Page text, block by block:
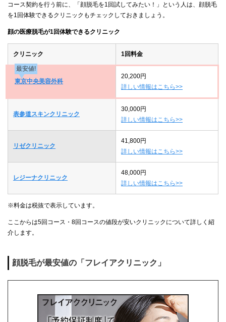
コース契約を行う前に、「顔脱毛を1回試してみたい！」という人は、顔脱毛
を1回体験できるクリニックもチェックしておきましょう。
顔の医療脱毛が1回体験できるクリニック
クリニック 1回料金
最安値!
東京中央美容外科
20,200円
詳しい情報はこちら>>
表参道スキンクリニック
30,000円
詳しい情報はこちら>>
リゼクリニック
41,800円
詳しい情報はこちら>>
レジーナクリニック
48,000円
詳しい情報はこちら>>
※料金は税抜で表示しています。
ここからは5回コース・8回コースの値段が安いクリニックについて詳しく紹
介します。
顔脱毛が最安値の「フレイアクリニック」